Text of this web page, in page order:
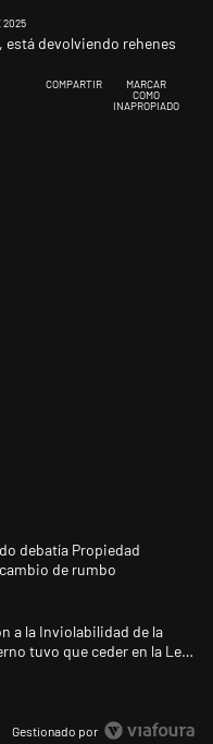
2025
está devolviendo rehenes
COMPARTIR
MARCAR
COMO
INAPROPIADO
comentarios en los últimos
mientras el Senado
debatía Propiedad
de rumbo
dio media sanción a
a la Inviolabilidad de la
tuvo que ceder en la Ley
Gestionado por